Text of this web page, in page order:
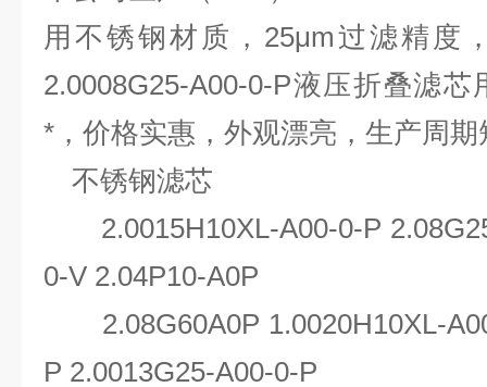
用不锈钢材质，25μm过滤精度
2.0008G25-A00-0-P液压折叠滤
*，价格实惠，外观漂亮，生产周
不锈钢滤芯
2.0015H10XL-A00-0-P
0-V 2.04P10-A0P
2.08G60A0P 1.0020H10XL-
P 2.0013G25-A00-0-P